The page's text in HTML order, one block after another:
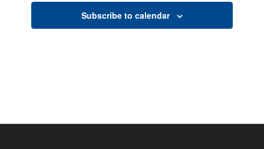
Subscribe to calendar